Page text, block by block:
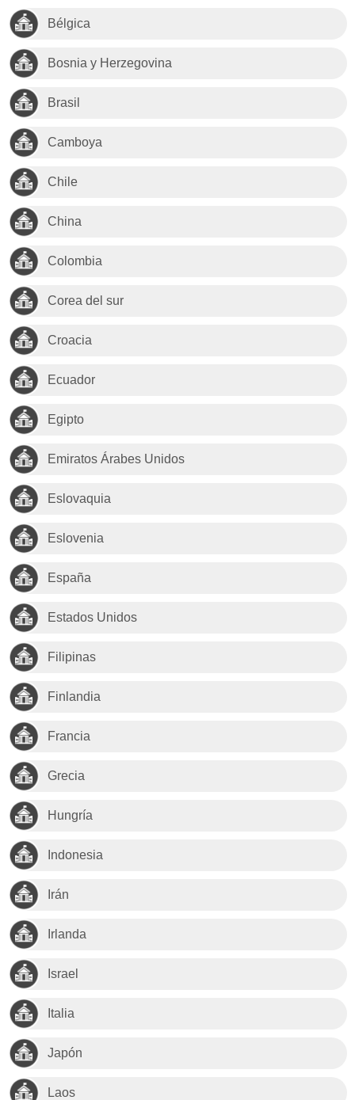
Bélgica
Bosnia y Herzegovina
Brasil
Camboya
Chile
China
Colombia
Corea del sur
Croacia
Ecuador
Egipto
Emiratos Árabes Unidos
Eslovaquia
Eslovenia
España
Estados Unidos
Filipinas
Finlandia
Francia
Grecia
Hungría
Indonesia
Irán
Irlanda
Israel
Italia
Japón
Laos